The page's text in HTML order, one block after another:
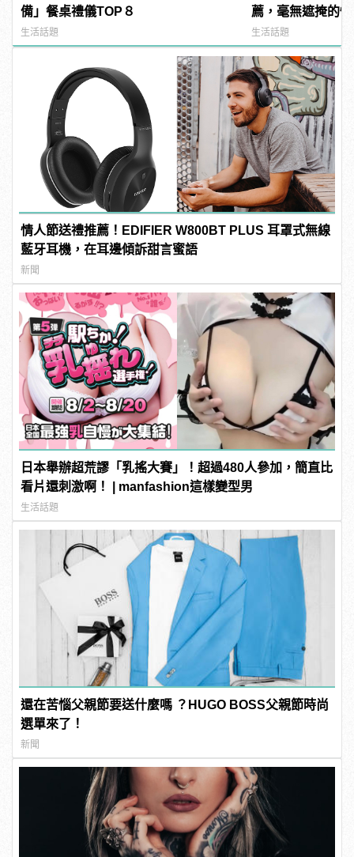
備」餐桌禮儀TOP８
生活話題
薦，毫無遮掩的
噁心到極致！
生活話題
情人節送禮推薦！EDIFIER W800BT PLUS 耳罩式無線
藍牙耳機，在耳邊傾訴甜言蜜語
新聞
日本舉辦超荒謬「乳搖大賽」！超過480人參加，簡直比
看片還刺激啊！ | manfashion這樣變型男
生活話題
還在苦惱父親節要送什麼嗎 ？HUGO BOSS父親節時尚
選單來了！
新聞